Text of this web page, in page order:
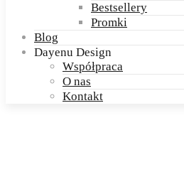
Bestsellery
Promki
Blog
Dayenu Design
Współpraca
O nas
Kontakt